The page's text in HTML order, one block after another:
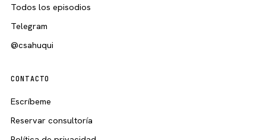
Todos los episodios
Telegram
@csahuqui
CONTACTO
Escríbeme
Reservar consultoría